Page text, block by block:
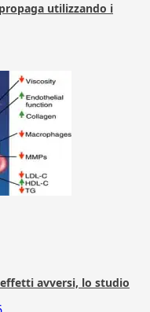
utilizzando i
avversi, lo studio